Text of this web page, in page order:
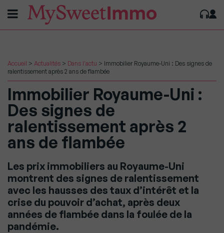
Accueil > Actualités > Dans l'actu > Immobilier Royaume-Uni : Des signes de
ralentissement après 2 ans de flambée
Immobilier Royaume-Uni :
Des signes de
ralentissement après 2
ans de flambée
Les prix immobiliers au Royaume-Uni
montrent des signes de ralentissement
avec les hausses des taux d’intérêt et la
crise du pouvoir d’achat, après deux
années de flambée dans la foulée de la
pandémie.